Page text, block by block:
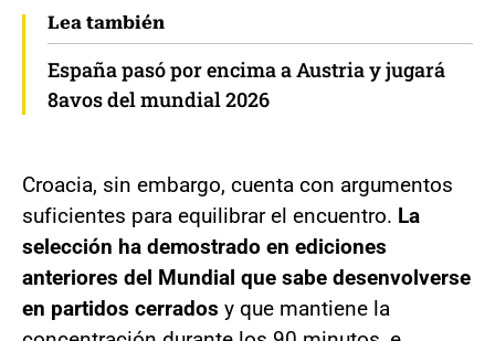
Lea también
España pasó por encima a Austria y jugará
8avos del mundial 2026
Croacia, sin embargo, cuenta con argumentos
suficientes para equilibrar el encuentro. La
selección ha demostrado en ediciones
anteriores del Mundial que sabe desenvolverse
en partidos cerrados y que mantiene la